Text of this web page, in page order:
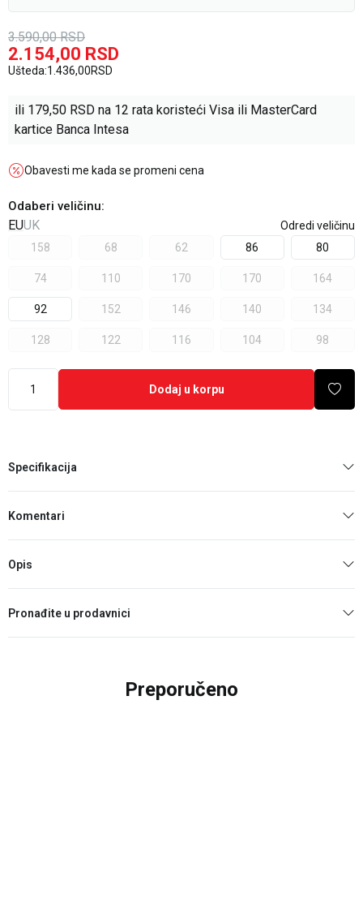
3.590,00 RSD
2.154,00 RSD
Ušteda:1.436,00RSD
ili 179,50 RSD na 12 rata koristeći Visa ili MasterCard
kartice Banca Intesa
Obavesti me kada se promeni cena
Odaberi veličinu:
EUUK
Odredi veličinu
158
68 62 86 80
74 110 170 170 164
92 152 146 140 134
128 122 116 104 98
Dodaj u korpu
Specifikacija
Komentari
Opis
Pronađite u prodavnici
Preporučeno